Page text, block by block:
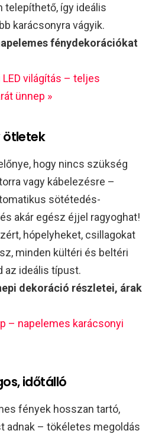
telepíthető, így ideális
karácsonyra vágyik.
fénydekorációkat
világítás – teljes
ünnep »
ötletek
hogy nincs szükség
vagy kábelezésre –
sötétedés-
akár egész éjjel ragyoghat!
hópelyheket, csillagokat
minden kültéri és beltéri
az ideális típust.
dekoráció részletei, árak
– napelemes karácsonyi
időtálló
fények hosszan tartó,
adnak – tökéletes megoldás